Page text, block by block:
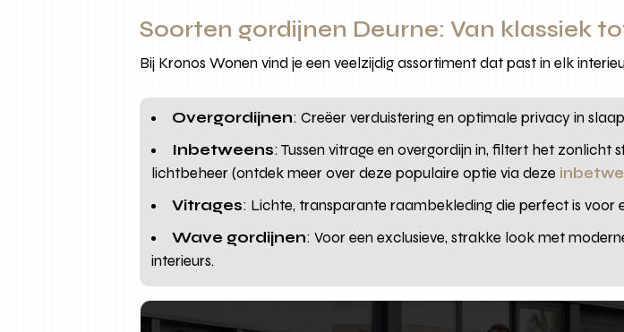
Soorten gordijnen Deurne: Van klassiek
Bij Kronos Wonen vind je een veelzijdig assortiment dat past in elk
Overgordijnen: Creëer verduistering en optimale privacy in
Inbetweens: Tussen vitrage en overgordijn in, filtert het
lichtbeheer (ontdek meer over deze populaire optie via deze
Vitrages: Lichte, transparante raambekleding die perfect is voor
Wave gordijnen: Voor een exclusieve, strakke look met
interieurs.